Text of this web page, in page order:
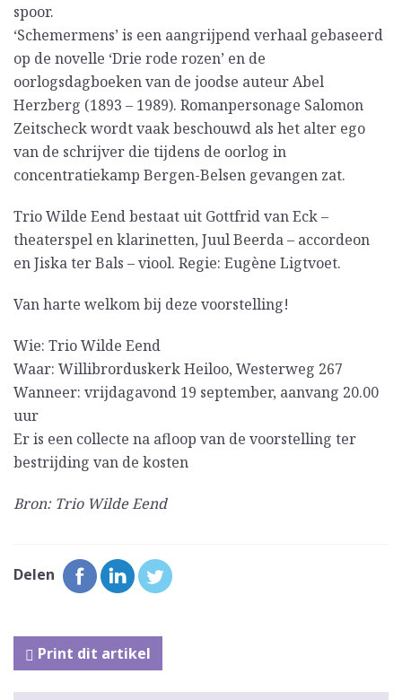
spoor.
‘Schemermens’ is een aangrijpend verhaal gebaseerd
op de novelle ‘Drie rode rozen’ en de
oorlogsdagboeken van de joodse auteur Abel
Herzberg (1893 – 1989). Romanpersonage Salomon
Zeitscheck wordt vaak beschouwd als het alter ego
van de schrijver die tijdens de oorlog in
concentratiekamp Bergen-Belsen gevangen zat.
Trio Wilde Eend bestaat uit Gottfrid van Eck –
theaterspel en klarinetten, Juul Beerda – accordeon
en Jiska ter Bals – viool. Regie: Eugène Ligtvoet.
Van harte welkom bij deze voorstelling!
Wie: Trio Wilde Eend
Waar: Willibrorduskerk Heiloo, Westerweg 267
Wanneer: vrijdagavond 19 september, aanvang 20.00
uur
Er is een collecte na afloop van de voorstelling ter
bestrijding van de kosten
Bron: Trio Wilde Eend
Delen
Print dit artikel